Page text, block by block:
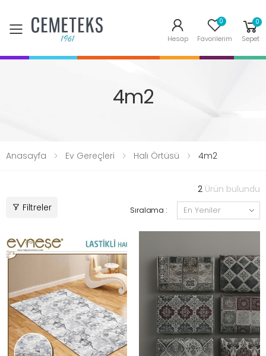
Toggle mobile menu
Hesap
0
Favorilerim
0
Sepet
4m2
Anasayfa Ev Gereçleri Halı Örtüsü 4m2
2 Ürün bulundu
Sıralama :
Filtreler